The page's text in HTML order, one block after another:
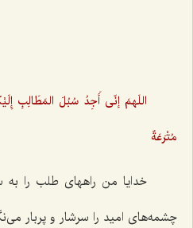
اللَهمَ إنّی أَجِدُ سُبُلَ المَطَالِبِ
مُتْرَعَةٌ
خدایا من راههای طلب را
چشمه‌های امید را سرشار و پربار